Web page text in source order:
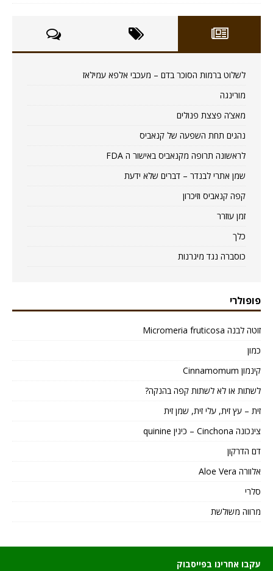
לשלוט ברמות הסוכר בדם – מעכבי אלפא עמילאז
מורינגה
מאצ’ה פצצת פנולים
נהגים תחת השפעה של קנאביס
לראשונה תרופה מקנאביס באישור ה FDA
שמן אתרי לבנדר – דברים שלא ידעת
קפה קנאביס וזיכרון
זמן עוזרר
כלך
כוסברה נגד מיגרנות
פופולרי
זוטה לבנה Micromeria fruticosa
כמון
קינמון Cinnamomum
לשתות או לא לשתות קפה בהנקה?
זית – עץ זית, עלי זית, שמן זית
צינכונה Cinchona – כינין quinine
דם הדרקון
אלוורה Aloe Vera
סלרי
מרווה משולשת
עקבו אחרינו בפייסבוק